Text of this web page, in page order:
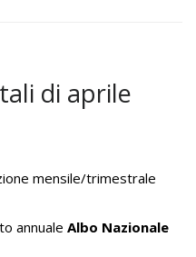
di aprile
mensile/trimestrale
annuale Albo Nazionale